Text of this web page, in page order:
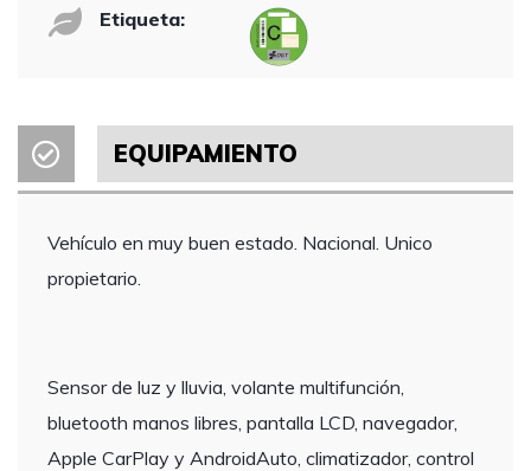
Etiqueta:
EQUIPAMIENTO
Vehículo en muy buen estado. Nacional. Unico
propietario.
Sensor de luz y lluvia, volante multifunción,
bluetooth manos libres, pantalla LCD, navegador,
Apple CarPlay y AndroidAuto, climatizador, control